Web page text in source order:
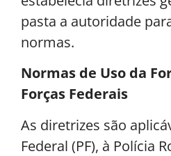
pasta a autoridade
normas.
Normas de Uso da
Forças Federais
As diretrizes são
Federal (PF), à Polícia